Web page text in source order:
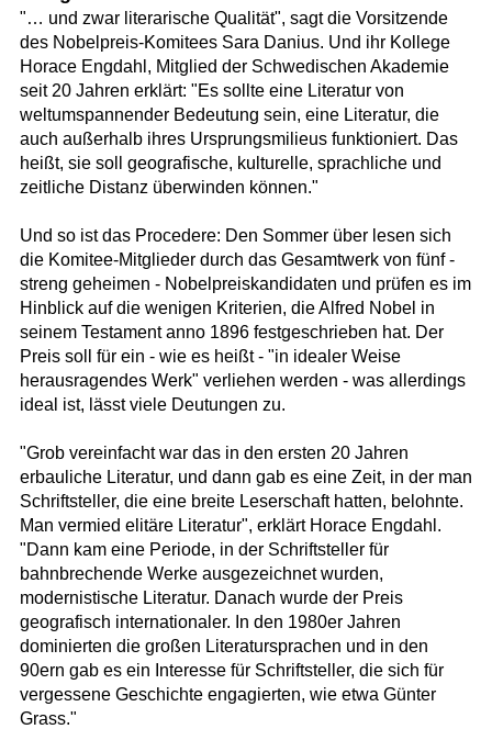
"… und zwar literarische Qualität", sagt die Vorsitzende
des Nobelpreis-Komitees Sara Danius. Und ihr Kollege
Horace Engdahl, Mitglied der Schwedischen Akademie
seit 20 Jahren erklärt: "Es sollte eine Literatur von
weltumspannender Bedeutung sein, eine Literatur, die
auch außerhalb ihres Ursprungsmilieus funktioniert. Das
heißt, sie soll geografische, kulturelle, sprachliche und
zeitliche Distanz überwinden können."
Und so ist das Procedere: Den Sommer über lesen sich
die Komitee-Mitglieder durch das Gesamtwerk von fünf -
streng geheimen - Nobelpreiskandidaten und prüfen es im
Hinblick auf die wenigen Kriterien, die Alfred Nobel in
seinem Testament anno 1896 festgeschrieben hat. Der
Preis soll für ein - wie es heißt - "in idealer Weise
herausragendes Werk" verliehen werden - was allerdings
ideal ist, lässt viele Deutungen zu.
"Grob vereinfacht war das in den ersten 20 Jahren
erbauliche Literatur, und dann gab es eine Zeit, in der man
Schriftsteller, die eine breite Leserschaft hatten, belohnte.
Man vermied elitäre Literatur", erklärt Horace Engdahl.
"Dann kam eine Periode, in der Schriftsteller für
bahnbrechende Werke ausgezeichnet wurden,
modernistische Literatur. Danach wurde der Preis
geografisch internationaler. In den 1980er Jahren
dominierten die großen Literatursprachen und in den
90ern gab es ein Interesse für Schriftsteller, die sich für
vergessene Geschichte engagierten, wie etwa Günter
Grass."